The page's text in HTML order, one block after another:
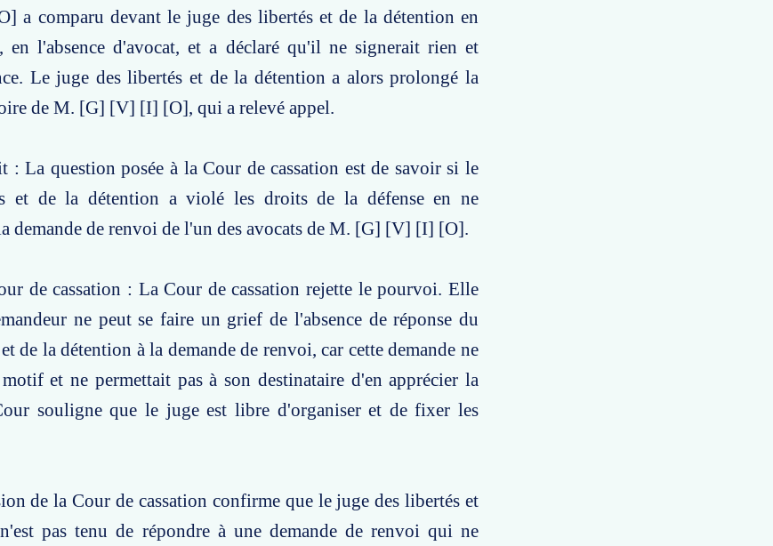
comparu devant le juge des libertés et de la détention en
en l'absence d'avocat, et a déclaré qu'il ne signerait rien et
Le juge des libertés et de la détention a alors prolongé la
de M. [G] [V] [I] [O], qui a relevé appel.
: La question posée à la Cour de cassation est de savoir si le
et de la détention a violé les droits de la défense en ne
demande de renvoi de l'un des avocats de M. [G] [V] [I] [O].
de cassation : La Cour de cassation rejette le pourvoi. Elle
ne peut se faire un grief de l'absence de réponse du
de la détention à la demande de renvoi, car cette demande ne
et ne permettait pas à son destinataire d'en apprécier la
souligne que le juge est libre d'organiser et de fixer les
de la Cour de cassation confirme que le juge des libertés et
pas tenu de répondre à une demande de renvoi qui ne